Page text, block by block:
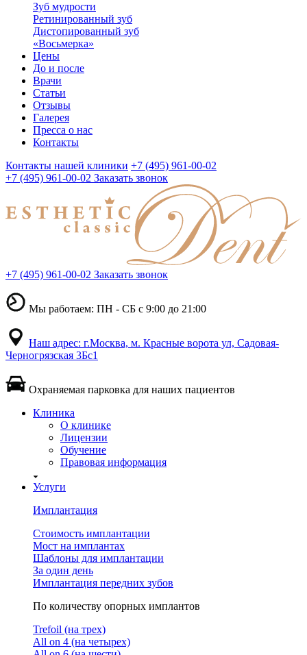
Зуб мудрости
Ретинированный зуб
Дистопированный зуб
«Восьмерка»
Цены
До и после
Врачи
Статьи
Отзывы
Галерея
Пресса о нас
Контакты
Контакты нашей клиники +7 (495) 961-00-02
+7 (495) 961-00-02 Заказать звонок
+7 (495) 961-00-02 Заказать звонок
Мы работаем: ПН - СБ с 9:00 до 21:00
Наш адрес: г.Москва, м. Красные ворота ул, Садовая-
Черногрязская 3Бс1
Охраняемая парковка для наших пациентов
Клиника
О клинике
Лицензии
Обучение
Правовая информация
Услуги
Имплантация
Стоимость имплантации
Мост на имплантах
Шаблоны для имплантации
За один день
Имплантация передних зубов
По количеству опорных имплантов
Trefoil (на трех)
All on 4 (на четырех)